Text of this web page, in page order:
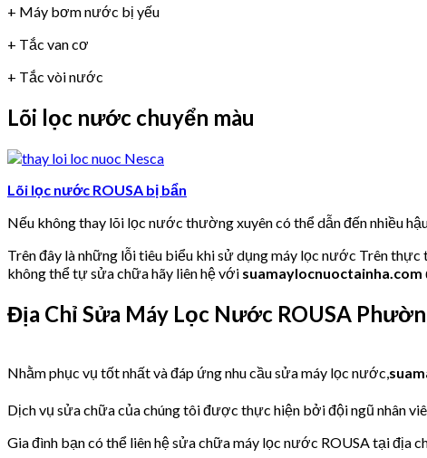
+ Máy bơm nước bị yếu
+ Tắc van cơ
+ Tắc vòi nước
Lõi lọc nước chuyển màu
Lõi lọc nước ROUSA bị bẩn
Nếu không thay lõi lọc nước thường xuyên có thể dẫn đến nhiều
Trên đây là những lỗi tiêu biểu khi sử dụng máy lọc nước Trên
không thể tự sửa chữa hãy liên hệ với suamaylocnuoctainha.com
Địa Chỉ Sửa Máy Lọc Nước ROUSA
Nhằm phục vụ tốt nhất và đáp ứng nhu cầu sửa máy lọc nước,
Dịch vụ sửa chữa của chúng tôi được thực hiện bởi đội ngũ nhân
Gia đình bạn có thể liên hệ sửa chữa máy lọc nước ROUSA tại địa